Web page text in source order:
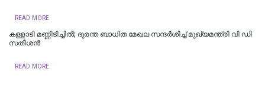
READ MORE
കള്ളാടി മണ്ണിടിച്ചില്‍; ദുരന്ത ബാധിത മേഖല സന്ദര്‍ശിച്ച് മുഖ്യമന്ത്രി വി ഡി
സതീശന്‍
READ MORE